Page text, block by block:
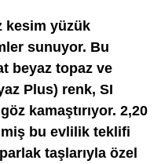
kesim yüzük
sunuyor. Bu
beyaz topaz ve
Plus) renk, SI
kamaştırıyor. 2,20
bu evlilik teklifi
taşlarıyla özel